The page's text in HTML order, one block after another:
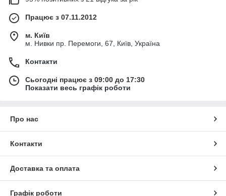
Працює з 07.11.2012
м. Київ
м. Нивки пр. Перемоги, 67, Київ, Україна
Контакти
Сьогодні працює з 09:00 до 17:30
Показати весь графік роботи
Про нас
Контакти
Доставка та оплата
Графік роботи